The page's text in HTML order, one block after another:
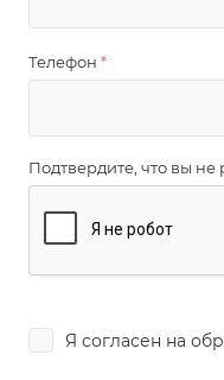
Телефон *
Подтвердите, что вы не
Я согласен на